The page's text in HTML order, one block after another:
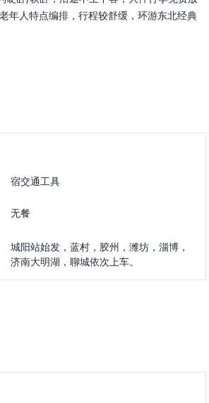
年人特点编排，行程较舒缓，环游东北经典
宿交通工具
无餐
城阳站始发，蓝村，胶州，潍坊，淄博，
济南大明湖，聊城依次上车。